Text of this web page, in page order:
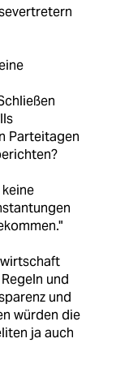
Parteitagen
und
und
würden die
ja auch